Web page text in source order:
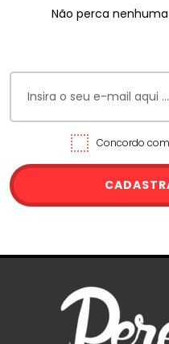
Não perca
Concordo